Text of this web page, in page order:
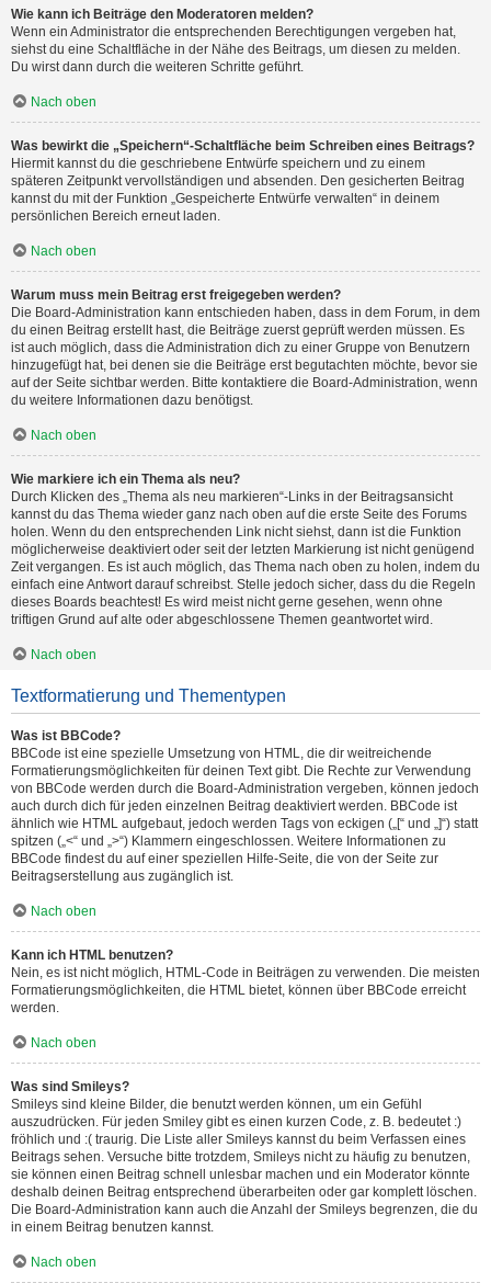
Wie kann ich Beiträge den Moderatoren melden?
Wenn ein Administrator die entsprechenden Berechtigungen vergeben hat,
siehst du eine Schaltfläche in der Nähe des Beitrags, um diesen zu melden.
Du wirst dann durch die weiteren Schritte geführt.
Nach oben
Was bewirkt die „Speichern“-Schaltfläche beim Schreiben eines Beitrags?
Hiermit kannst du die geschriebene Entwürfe speichern und zu einem
späteren Zeitpunkt vervollständigen und absenden. Den gesicherten Beitrag
kannst du mit der Funktion „Gespeicherte Entwürfe verwalten“ in deinem
persönlichen Bereich erneut laden.
Nach oben
Warum muss mein Beitrag erst freigegeben werden?
Die Board-Administration kann entschieden haben, dass in dem Forum, in dem
du einen Beitrag erstellt hast, die Beiträge zuerst geprüft werden müssen. Es
ist auch möglich, dass die Administration dich zu einer Gruppe von Benutzern
hinzugefügt hat, bei denen sie die Beiträge erst begutachten möchte, bevor sie
auf der Seite sichtbar werden. Bitte kontaktiere die Board-Administration, wenn
du weitere Informationen dazu benötigst.
Nach oben
Wie markiere ich ein Thema als neu?
Durch Klicken des „Thema als neu markieren“-Links in der Beitragsansicht
kannst du das Thema wieder ganz nach oben auf die erste Seite des Forums
holen. Wenn du den entsprechenden Link nicht siehst, dann ist die Funktion
möglicherweise deaktiviert oder seit der letzten Markierung ist nicht genügend
Zeit vergangen. Es ist auch möglich, das Thema nach oben zu holen, indem du
einfach eine Antwort darauf schreibst. Stelle jedoch sicher, dass du die Regeln
dieses Boards beachtest! Es wird meist nicht gerne gesehen, wenn ohne
triftigen Grund auf alte oder abgeschlossene Themen geantwortet wird.
Nach oben
Textformatierung und Thementypen
Was ist BBCode?
BBCode ist eine spezielle Umsetzung von HTML, die dir weitreichende
Formatierungsmöglichkeiten für deinen Text gibt. Die Rechte zur Verwendung
von BBCode werden durch die Board-Administration vergeben, können jedoch
auch durch dich für jeden einzelnen Beitrag deaktiviert werden. BBCode ist
ähnlich wie HTML aufgebaut, jedoch werden Tags von eckigen („[“ und „]“) statt
spitzen („<“ und „>“) Klammern eingeschlossen. Weitere Informationen zu
BBCode findest du auf einer speziellen Hilfe-Seite, die von der Seite zur
Beitragserstellung aus zugänglich ist.
Nach oben
Kann ich HTML benutzen?
Nein, es ist nicht möglich, HTML-Code in Beiträgen zu verwenden. Die meisten
Formatierungsmöglichkeiten, die HTML bietet, können über BBCode erreicht
werden.
Nach oben
Was sind Smileys?
Smileys sind kleine Bilder, die benutzt werden können, um ein Gefühl
auszudrücken. Für jeden Smiley gibt es einen kurzen Code, z. B. bedeutet :)
fröhlich und :( traurig. Die Liste aller Smileys kannst du beim Verfassen eines
Beitrags sehen. Versuche bitte trotzdem, Smileys nicht zu häufig zu benutzen,
sie können einen Beitrag schnell unlesbar machen und ein Moderator könnte
deshalb deinen Beitrag entsprechend überarbeiten oder gar komplett löschen.
Die Board-Administration kann auch die Anzahl der Smileys begrenzen, die du
in einem Beitrag benutzen kannst.
Nach oben